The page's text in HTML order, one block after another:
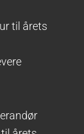
til årets